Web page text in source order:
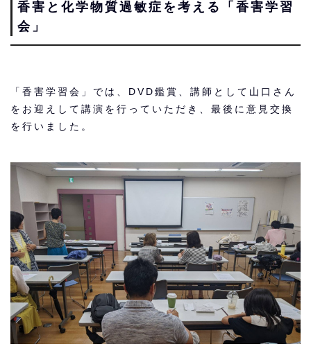
香害と化学物質過敏症を考える「香害学習
会」
「香害学習会」では、DVD鑑賞、講師として山口さん
をお迎えして講演を行っていただき、最後に意見交換
を行いました。